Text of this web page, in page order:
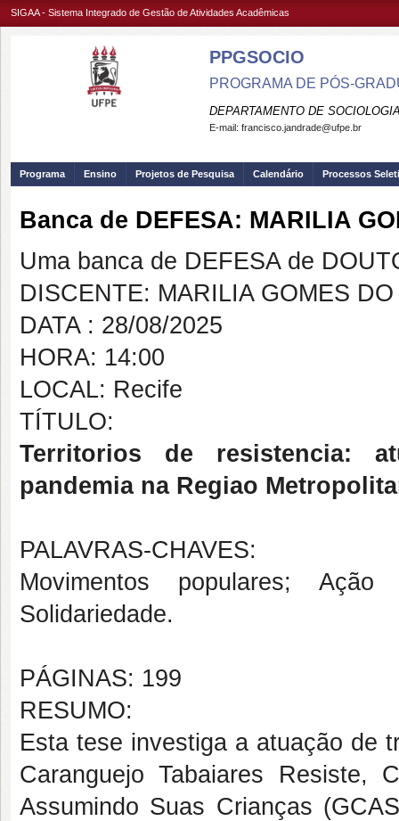
SIGAA - Sistema Integrado de Gestão de Atividades Acadêmicas
PPGSOCIO
PROGRAMA DE PÓS-
DEPARTAMENTO DE
E-mail: francisco.jandrade@ufpe.br
Programa Ensino Projetos de Pesquisa Calendário Processos
Banca de DEFESA: MARILIA
Uma banca de DEFESA de
DISCENTE: MARILIA GOMES
DATA : 28/08/2025
HORA: 14:00
LOCAL: Recife
TÍTULO:
Territorios de resistencia:
pandemia na Regiao
PALAVRAS-CHAVES:
Movimentos populares;
Solidariedade.
PÁGINAS: 199
RESUMO:
Esta tese investiga a atuação de
Caranguejo Tabaiares Resiste,
Assumindo Suas Crianças